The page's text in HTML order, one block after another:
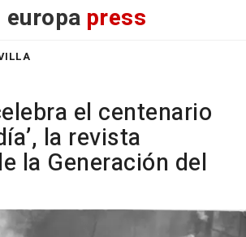
europa press
el centenario
la revista
la Generación del